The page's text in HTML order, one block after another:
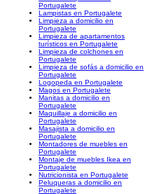
Portugalete
Lampistas en Portugalete
Limpieza a domicilio en
Portugalete
Limpieza de apartamentos
turísticos en Portugalete
Limpieza de colchones en
Portugalete
Limpieza de sofás a domicilio en
Portugalete
Logopeda en Portugalete
Magos en Portugalete
Manitas a domicilio en
Portugalete
Maquillaje a domicilio en
Portugalete
Masajista a domicilio en
Portugalete
Montadores de muebles en
Portugalete
Montaje de muebles Ikea en
Portugalete
Nutricionista en Portugalete
Peluqueras a domicilio en
Portugalete